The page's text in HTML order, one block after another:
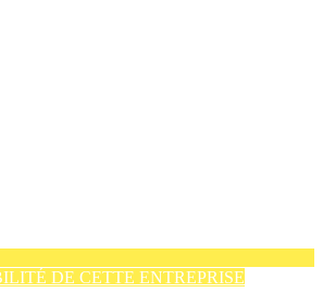
DE CETTE ENTREPRISE